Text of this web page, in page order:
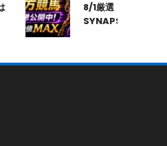
8/1厳選｜高知10R｜
SYNAPSE｜シナプス｜